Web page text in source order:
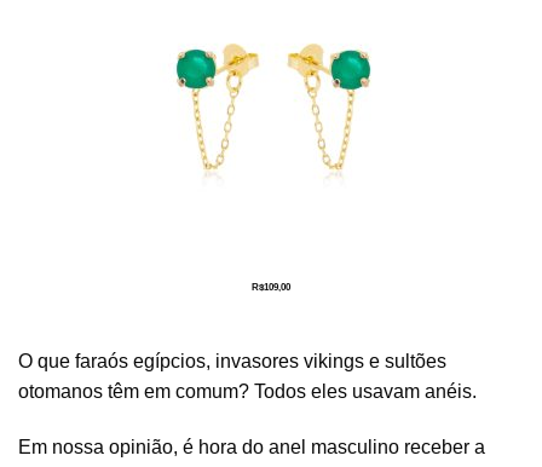
R$109,00
O que faraós egípcios, invasores vikings e sultões
otomanos têm em comum? Todos eles usavam anéis.
Em nossa opinião, é hora do anel masculino receber a